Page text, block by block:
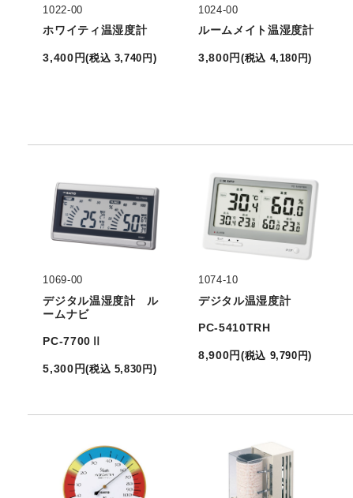
1022-00
ホワイティ温湿度計
3,400 円(税込 3,740 円 )
1024-00
ルームメイト温湿度計
3,800円 (税込 4,180 円)
1069-00
デジタル温湿度計 ル
ームナビ
PC-7700Ⅱ
5,300円(税込 5,830 円 )
1074-10
デジタル温湿度計
PC-5410TRH
8,900円(税込 9,790 円)